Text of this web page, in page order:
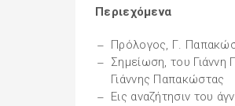
Περιεχόμενα
Πρόλογος, Γ.
Σημείωση, του
Γιάννης Παπακώστας
Εις αναζήτησιν του